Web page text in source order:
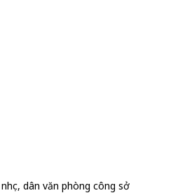
dân văn phòng công sở